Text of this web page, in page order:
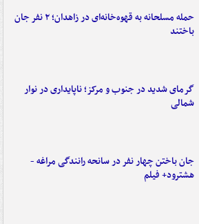
حمله مسلحانه به قهوه‌خانه‌ای در زاهدان؛ ۲ نفر جان
باختند
گرمای شدید در جنوب و مرکز؛ ناپایداری در نوار
شمالی
جان باختن چهار نفر در سانحه رانندگی مراغه -
هشترود+ فیلم